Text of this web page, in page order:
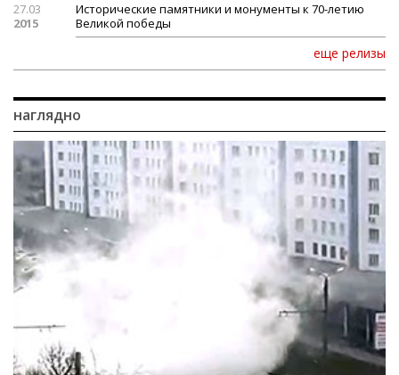
27.03
2015
Исторические памятники и монументы к 70-летию
Великой победы
еще релизы
наглядно